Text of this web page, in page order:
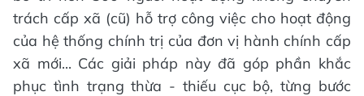
trách cấp xã (cũ) hỗ trợ công việc cho hoạt động
của hệ thống chính trị của đơn vị hành chính cấp
xã mới... Các giải pháp này đã góp phần khắc
phục tình trạng thừa - thiếu cục bộ, từng bước